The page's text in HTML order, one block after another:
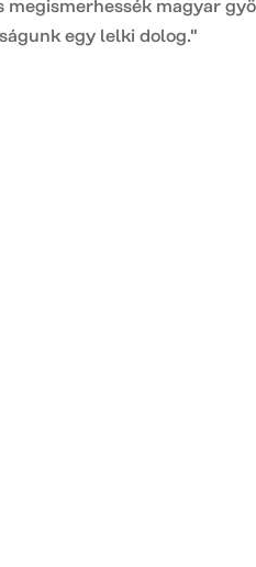
megismerhessék magyar
egy lelki dolog."